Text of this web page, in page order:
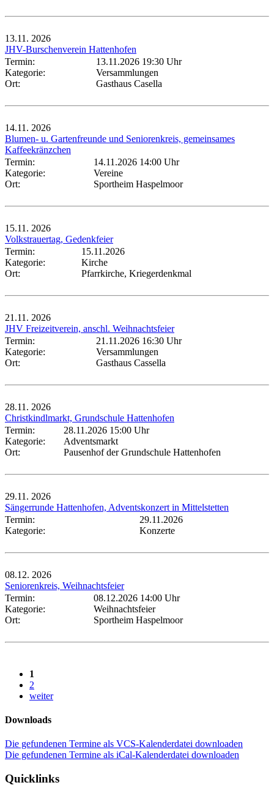
13.11. 2026
JHV-Burschenverein Hattenhofen
Termin:
13.11.2026 19:30 Uhr
Kategorie:
Versammlungen
Ort:
Gasthaus Casella
14.11. 2026
Blumen- u. Gartenfreunde und Seniorenkreis, gemeinsames
Kaffeekränzchen
Termin:
14.11.2026 14:00 Uhr
Kategorie:
Vereine
Ort:
Sportheim Haspelmoor
15.11. 2026
Volkstrauertag, Gedenkfeier
Termin:
15.11.2026
Kategorie:
Kirche
Ort:
Pfarrkirche, Kriegerdenkmal
21.11. 2026
JHV Freizeitverein, anschl. Weihnachtsfeier
Termin:
21.11.2026 16:30 Uhr
Kategorie:
Versammlungen
Ort:
Gasthaus Cassella
28.11. 2026
Christkindlmarkt, Grundschule Hattenhofen
Termin:
28.11.2026 15:00 Uhr
Kategorie:
Adventsmarkt
Ort:
Pausenhof der Grundschule Hattenhofen
29.11. 2026
Sängerrunde Hattenhofen, Adventskonzert in Mittelstetten
Termin:
29.11.2026
Kategorie:
Konzerte
08.12. 2026
Seniorenkreis, Weihnachtsfeier
Termin:
08.12.2026 14:00 Uhr
Kategorie:
Weihnachtsfeier
Ort:
Sportheim Haspelmoor
1
2
weiter
Downloads
Die gefundenen Termine als VCS-Kalenderdatei downloaden
Die gefundenen Termine als iCal-Kalenderdatei downloaden
Quicklinks